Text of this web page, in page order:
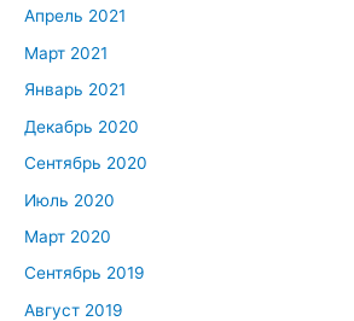
Апрель 2021
Март 2021
Январь 2021
Декабрь 2020
Сентябрь 2020
Июль 2020
Март 2020
Сентябрь 2019
Август 2019